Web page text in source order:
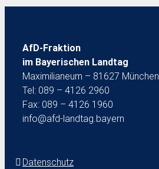
AfD-Fraktion
im Bayerischen Landtag
Maximilianeum – 81627 München
Tel: 089 – 4126 2960
Fax: 089 – 4126 1960
info@afd-landtag.bayern
Datenschutz